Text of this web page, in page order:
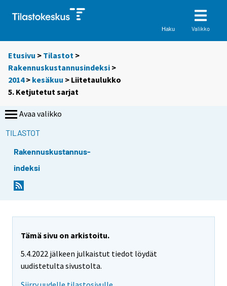
Haku Valikko
Etusivu > Tilastot >
Rakennuskustannusindeksi >
2014> kesäkuu > Liitetaulukko
5. Ketjutetut sarjat
Avaa valikko
TILASTOT
Rakennuskustannus-
indeksi
Tämä sivu on arkistoitu.
5.4.2022 jälkeen julkaistut tiedot löydät
uudistetulta sivustolta.